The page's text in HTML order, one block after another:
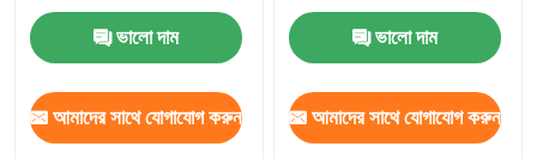
ভালো দাম
আমাদের সাথে যোগাযোগ করুন
ভালো দাম
আমাদের সাথে যোগাযোগ করুন